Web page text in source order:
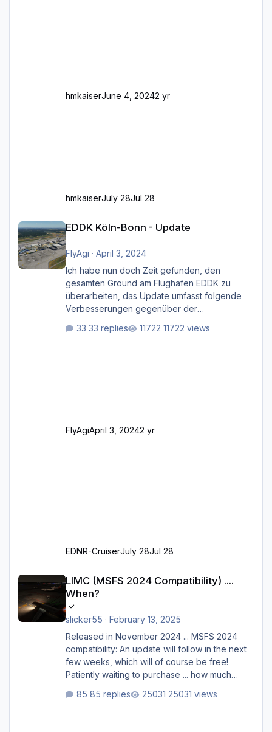
hmkaiserJune 4, 20242 yr
hmkaiserJuly 28Jul 28
EDDK Köln-Bonn - Update
EDDK Köln-Bonn - Update
FlyAgi · April 3, 2024
Ich habe nun doch Zeit gefunden, den
gesamten Ground am Flughafen EDDK zu
überarbeiten, das Update umfasst folgende
Verbesserungen gegenüber der
Bodenmarkierungen (der Flughafen sollte
33 replies 11722 views
FlyAgiApril 3, 20242 yr
EDNR-CruiserJuly 28Jul 28
LIMC (MSFS 2024 Compatibility) ....
When?
slicker55 · February 13, 2025
Released in November 2024 ... MSFS 2024
compatibility: An update will follow in the next
few weeks, which will of course be free!
Patiently waiting to purchase ... how much
85 replies 25031 views